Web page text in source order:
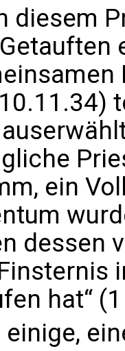
diesem
ein
dessen
hat“
einige,